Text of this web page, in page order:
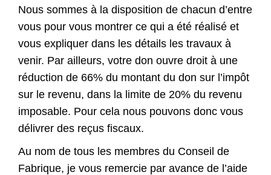
Nous sommes à la disposition de chacun d’entre
vous pour vous montrer ce qui a été réalisé et
vous expliquer dans les détails les travaux à
venir. Par ailleurs, votre don ouvre droit à une
réduction de 66% du montant du don sur l’impôt
sur le revenu, dans la limite de 20% du revenu
imposable. Pour cela nous pouvons donc vous
délivrer des reçus fiscaux.
Au nom de tous les membres du Conseil de
Fabrique, je vous remercie par avance de l’aide